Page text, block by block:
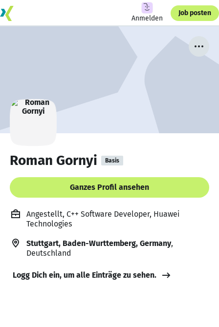
Anmelden
Job posten
Roman Gornyi Basis
Ganzes Profil ansehen
Angestellt, C++ Software Developer, Huawei
Technologies
Stuttgart, Baden-Wurttemberg, Germany,
Deutschland
Logg Dich ein, um alle Einträge zu sehen.